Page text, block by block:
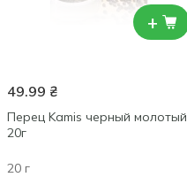
+
49.99 ₴
Перец Kamis черный молотый
20г
20 г